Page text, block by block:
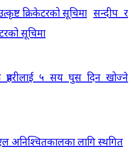
सन्दीप र
सूचिमा
प्रहरीलाई ५ सय घुस दिन खोज्ने
अनिश्चितकालका लागि स्थगित